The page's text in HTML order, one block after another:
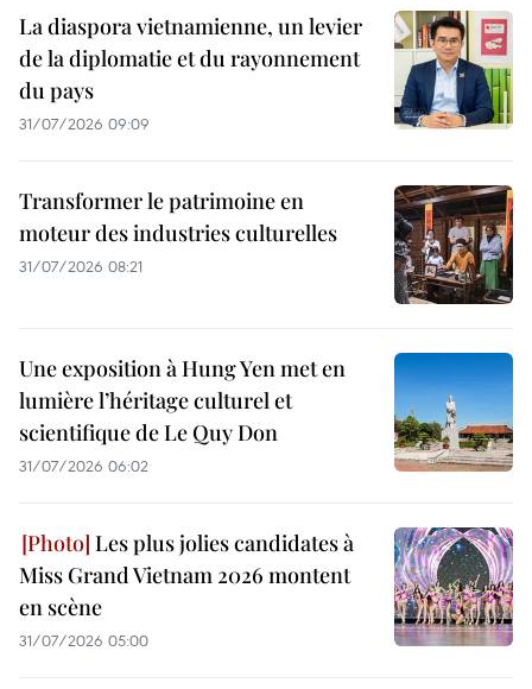
La diaspora vietnamienne, un levier
de la diplomatie et du rayonnement
du pays
31/07/2026 09:09
Transformer le patrimoine en
moteur des industries culturelles
31/07/2026 08:21
Une exposition à Hung Yen met en
lumière l’héritage culturel et
scientifique de Le Quy Don
31/07/2026 06:02
Les plus jolies candidates à
Miss Grand Vietnam 2026 montent
en scène
31/07/2026 05:00